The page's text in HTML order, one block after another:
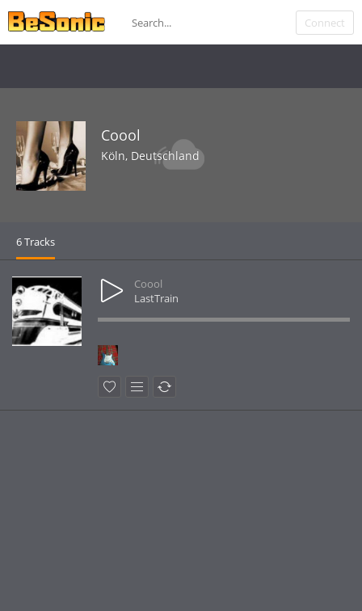
Viel Spaß beim anhören...
Eure Francis">
Connect
Coool
Köln, Deutschland
6 Tracks
Coool
LastTrain